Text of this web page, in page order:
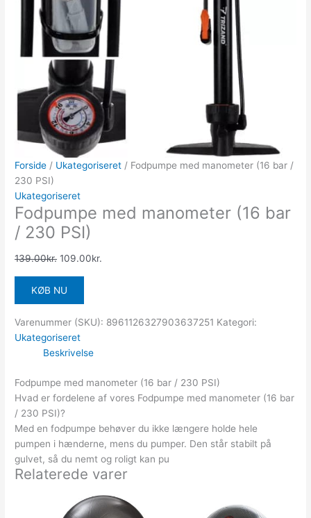
Forside / Ukategoriseret / Fodpumpe med manometer (16 bar /
230 PSI)
Ukategoriseret
Fodpumpe med manometer (16 bar
/ 230 PSI)
139.00kr. 109.00kr.
KØB NU
Varenummer (SKU): 8961126327903637251 Kategori:
Ukategoriseret
Beskrivelse
Fodpumpe med manometer (16 bar / 230 PSI)
Hvad er fordelene af vores Fodpumpe med manometer (16 bar
/ 230 PSI)?
Med en fodpumpe behøver du ikke længere holde hele
pumpen i hænderne, mens du pumper. Den står stabilt på
gulvet, så du nemt og roligt kan pu
Relaterede varer